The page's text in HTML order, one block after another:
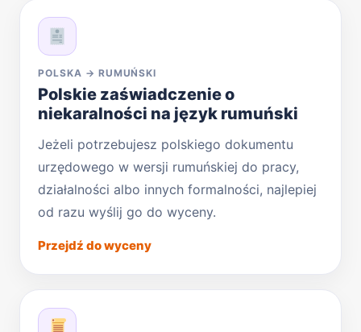
POLSKA → RUMUŃSKI
Polskie zaświadczenie o
niekaralności na język rumuński
Jeżeli potrzebujesz polskiego dokumentu
urzędowego w wersji rumuńskiej do pracy,
działalności albo innych formalności, najlepiej
od razu wyślij go do wyceny.
Przejdź do wyceny